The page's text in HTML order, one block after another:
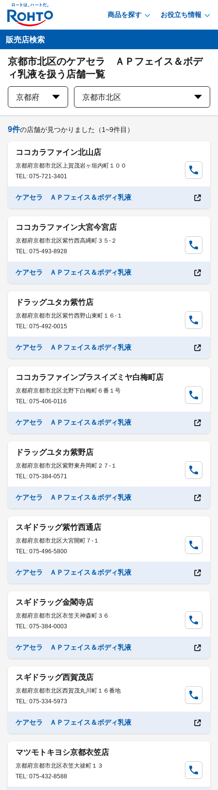
商品を探す お役立ち情報
販売店検索
京都市北区のケアセラ ＡＰフェイス＆ボデ
ィ乳液を扱う店舗一覧
京都府 京都市北区
9件の店舗が見つかりました （1~9件目）
ココカラファイン北山店
京都府京都市北区上賀茂岩ヶ垣内町１００
TEL: 075-721-3401
ケアセラ ＡＰフェイス＆ボディ乳液
ココカラファイン大宮今宮店
京都府京都市北区紫竹西高縄町３５-２
TEL: 075-493-8928
ケアセラ ＡＰフェイス＆ボディ乳液
ドラッグユタカ紫竹店
京都府京都市北区紫竹西野山東町１６-１
TEL: 075-492-0015
ケアセラ ＡＰフェイス＆ボディ乳液
ココカラファインプラスイズミヤ白梅町店
京都府京都市北区北野下白梅町６番１号
TEL: 075-406-0116
ケアセラ ＡＰフェイス＆ボディ乳液
ドラッグユタカ紫野店
京都府京都市北区紫野東舟岡町２７-１
TEL: 075-384-0571
ケアセラ ＡＰフェイス＆ボディ乳液
スギドラッグ紫竹西通店
京都府京都市北区大宮開町７-１
TEL: 075-496-5800
ケアセラ ＡＰフェイス＆ボディ乳液
スギドラッグ金閣寺店
京都府京都市北区衣笠天神森町３６
TEL: 075-384-0003
ケアセラ ＡＰフェイス＆ボディ乳液
スギドラッグ西賀茂店
京都府京都市北区西賀茂丸川町１６番地
TEL: 075-334-5973
ケアセラ ＡＰフェイス＆ボディ乳液
マツモトキヨシ京都衣笠店
京都府京都市北区衣笠大祓町１３
TEL: 075-432-8588